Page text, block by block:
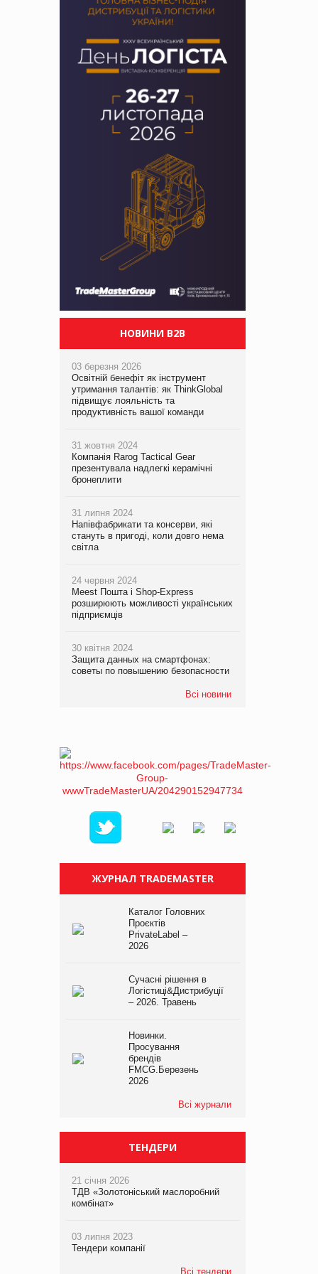
НОВИНИ B2B
03 березня 2026
Освітній бенефіт як інструмент
утримання талантів: як ThinkGlobal
підвищує лояльність та
продуктивність вашої команди
31 жовтня 2024
Компанія Rarog Tactical Gear
презентувала надлегкі керамічні
бронеплити
31 липня 2024
Напівфабрикати та консерви, які
стануть в пригоді, коли довго нема
світла
24 червня 2024
Meest Пошта і Shop-Express
розширюють можливості українських
підприємців
30 квітня 2024
Защита данных на смартфонах:
советы по повышению безопасности
Всі новини
ЖУРНАЛ TRADEMASTER
Каталог Головних
Проєктів
PrivateLabel –
2026
Сучасні рішення в
Логістиці&Дистрибуції
– 2026. Травень
Новинки.
Просування
брендів
FMCG.Березень
2026
Всі журнали
ТЕНДЕРИ
21 січня 2026
ТДВ «Золотоніський маслоробний
комбінат»
03 липня 2023
Тендери компанії
Всі тендери